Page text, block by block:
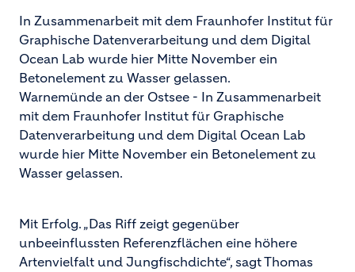
In Zusammenarbeit mit dem Fraunhofer Institut für
Graphische Datenverarbeitung und dem Digital
Ocean Lab wurde hier Mitte November ein
Betonelement zu Wasser gelassen.
Warnemünde an der Ostsee - In Zusammenarbeit
mit dem Fraunhofer Institut für Graphische
Datenverarbeitung und dem Digital Ocean Lab
wurde hier Mitte November ein Betonelement zu
Wasser gelassen.
Mit Erfolg. „Das Riff zeigt gegenüber
unbeeinflussten Referenzflächen eine höhere
Artenvielfalt und Jungfischdichte“, sagt Thomas